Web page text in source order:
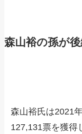
森山裕の孫が後
森山裕氏は2021
127,131票を獲得